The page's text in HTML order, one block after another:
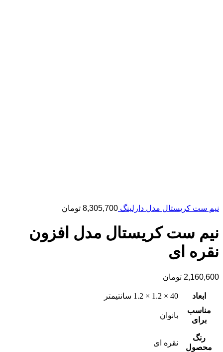
نیم ست کریستال مدل دارلینگ 8,305,700 تومان
نیم ست کریستال مدل افزون
نقره ای
2,160,600 تومان
ابعاد
40 × 1.2 × 1.2 سانتیمتر
مناسب
برای
بانوان
رنگ
محصول
نقره ای